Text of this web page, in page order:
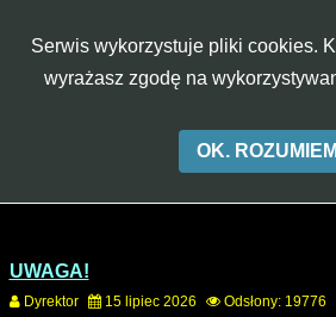
W
UWAGA!
Dyrektor 15 lipiec 2026 Odsłony: 19776
Serwis wykorzystuje pliki cookies.
wyrażasz zgodę na
OK. ROZUMIEM